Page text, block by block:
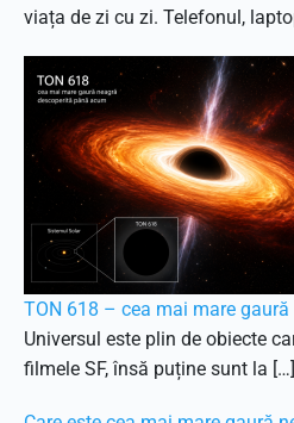
viața de zi cu zi. Telefonul,
TON 618 – cea mai mare gaură
Universul este plin de obiecte
filmele SF, însă puține sunt la […]